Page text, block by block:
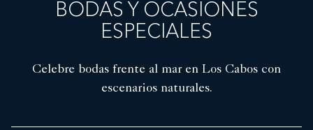
BODAS Y OCASIONES
ESPECIALES
Celebre bodas frente al mar en Los Cabos con
escenarios naturales.